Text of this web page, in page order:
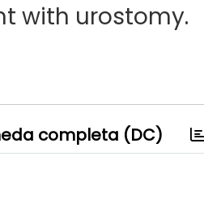
with urostomy.
completa (DC)